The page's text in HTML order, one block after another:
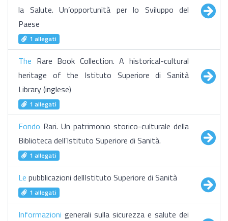
la Salute. Un’opportunità per lo Sviluppo del
Paese
1 allegati
The Rare Book Collection. A historical-cultural
heritage of the Istituto Superiore di Sanità
Library (inglese)
1 allegati
Fondo Rari. Un patrimonio storico-culturale della
Biblioteca dell’Istituto Superiore di Sanità.
1 allegati
Le pubblicazioni dellIstituto Superiore di Sanità
1 allegati
Informazioni generali sulla sicurezza e salute dei